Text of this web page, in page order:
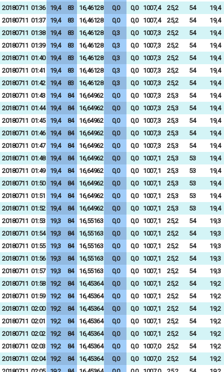
20180711 01:36 19,4 83 16,46128 0,0 0,0 1007,4 25,2 54
19,4
20180711 01:37 19,4 83 16,46128 0,0 0,0 1007,4 25,2 54
19,4
20180711 01:38 19,4 83 16,46128 0,3 0,0 1007,3 25,2 54
19,4
20180711 01:39 19,4 83 16,46128 0,3 0,0 1007,3 25,2 54
19,4
20180711 01:40 19,4 83 16,46128 0,3 0,0 1007,3 25,2 54
19,4
20180711 01:41 19,4 83 16,46128 0,3 0,0 1007,3 25,2 54
19,4
20180711 01:42 19,4 83 16,46128 0,3 0,0 1007,3 25,2 54
19,4
20180711 01:43 19,4 84 16,64962 0,0 0,0 1007,3 25,3 54
19,4
20180711 01:44 19,4 84 16,64962 0,0 0,0 1007,3 25,3 54
19,4
20180711 01:45 19,4 84 16,64962 0,0 0,0 1007,3 25,3 54
19,4
20180711 01:46 19,4 84 16,64962 0,0 0,0 1007,3 25,3 54
19,4
20180711 01:47 19,4 84 16,64962 0,0 0,0 1007,3 25,3 54
19,4
20180711 01:48 19,4 84 16,64962 0,0 0,0 1007,1 25,3 53
19,4
20180711 01:49 19,4 84 16,64962 0,0 0,0 1007,1 25,3 53
19,4
20180711 01:50 19,4 84 16,64962 0,0 0,0 1007,1 25,3 53
19,4
20180711 01:51 19,4 84 16,64962 0,0 0,0 1007,1 25,3 53
19,4
20180711 01:52 19,4 84 16,64962 0,0 0,0 1007,1 25,3 53
19,4
20180711 01:53 19,3 84 16,55163 0,0 0,0 1007,1 25,2 54
19,3
20180711 01:54 19,3 84 16,55163 0,0 0,0 1007,1 25,2 54
19,3
20180711 01:55 19,3 84 16,55163 0,0 0,0 1007,1 25,2 54
19,3
20180711 01:56 19,3 84 16,55163 0,0 0,0 1007,1 25,2 54
19,3
20180711 01:57 19,3 84 16,55163 0,0 0,0 1007,1 25,2 54
19,3
20180711 01:58 19,2 84 16,45364 0,0 0,0 1007,1 25,2 54
19,2
20180711 01:59 19,2 84 16,45364 0,0 0,0 1007,1 25,2 54
19,2
20180711 02:00 19,2 84 16,45364 0,0 0,0 1007,1 25,2 54
19,2
20180711 02:01 19,2 84 16,45364 0,0 0,0 1007,1 25,2 54
19,2
20180711 02:02 19,2 84 16,45364 0,0 0,0 1007,1 25,2 54
19,2
20180711 02:03 19,2 84 16,45364 0,0 0,0 1007,0 25,2 54
19,2
20180711 02:04 19,2 84 16,45364 0,0 0,0 1007,0 25,2 54
19,2